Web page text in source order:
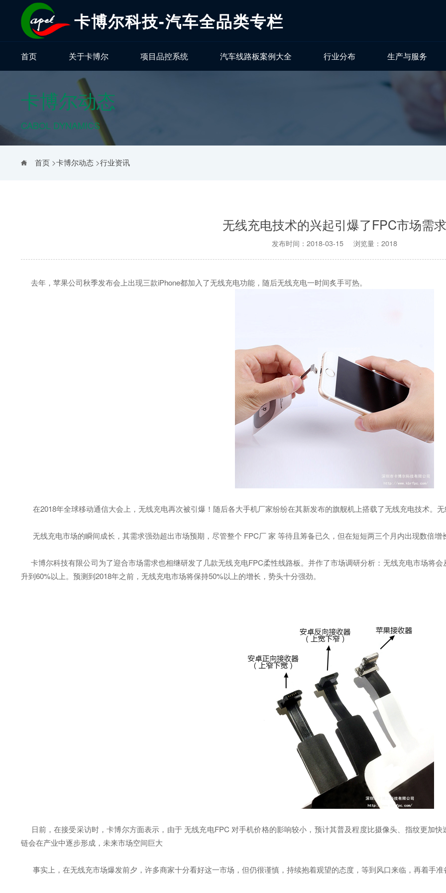
卡博尔科技-汽车全品类专栏
首页 关于卡博尔 项目品控系统 汽车线路板案例大全 行业分布 生产与服务
卡博尔动态
CABOL DYNAMICS
首页>卡博尔动态>行业资讯
无线充电技术的兴起引爆了FPC市场需求
发布时间：2018-03-15 浏览量：2018
去年，苹果公司秋季发布会上出现三款iPhone都加入了无线充电功能，随后无线充电一时间炙手可热。
在2018年全球移动通信大会上，无线充电再次被引爆！随后各大手机厂家纷纷在其新发布的旗舰机上搭载了无线充电技术。
无线充电市场的瞬间成长，其需求强劲超出市场预期，尽管整个 FPC厂 家 等待且筹备已久，但在短短两三个月内出现数倍增
卡博尔科技有限公司为了迎合市场需求也相继研发了几款无线充电FPC柔性线路板。并作了市场调研分析：无线充电市场将
升到60%以上。预测到2018年之前，无线充电市场将保持50%以上的增长，势头十分强劲。
日前，在接受采访时，卡博尔方面表示，由于 无线充电FPC 对手机价格的影响较小，预计其普及程度比摄像头、指纹更加
链会在产业中逐步形成，未来市场空间巨大
事实上，在无线充市场爆发前夕，许多商家十分看好这一市场，但仍很谨慎，持续抱着观望的态度，等到风口来临，再着手